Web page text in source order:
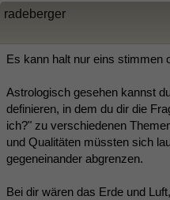
radeberger
Es kann halt nur eins stimmen
Astrologisch gesehen kannst
definieren, in dem du dir die
ich?" zu verschiedenen
und Qualitäten müssten sich
gegeneinander abgrenzen.
Bei dir wären das Erde und